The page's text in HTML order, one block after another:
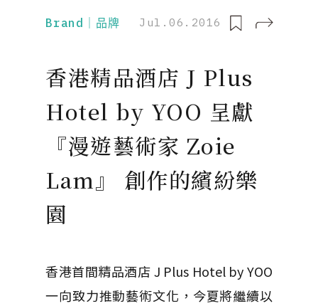
Brand｜品牌 Jul.06.2016
香港精品酒店 J Plus
Hotel by YOO 呈獻
『漫遊藝術家 Zoie
Lam』 創作的繽紛樂
園
香港首間精品酒店 J Plus Hotel by YOO
一向致力推動藝術文化，今夏將繼續以